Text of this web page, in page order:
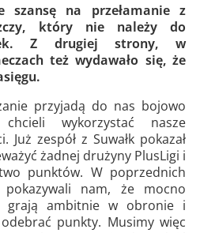
na przełamanie z
który nie należy do
Z drugiej strony, w
też wydawało się, że
przyjadą do nas bojowo
wykorzystać nasze
Już zespół z Suwałk pokazał
żadnej drużyny PlusLigi i
punktów. W poprzednich
nam, że mocno
grają ambitnie w obronie i
punkty. Musimy więc